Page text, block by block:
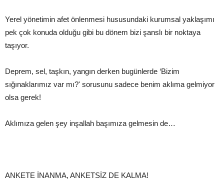
Yerel yönetimin afet önlenmesi hususundaki kurumsal yaklaşımı
pek çok konuda olduğu gibi bu dönem bizi şanslı bir noktaya
taşıyor.
Deprem, sel, taşkın, yangın derken bugünlerde ‘Bizim
sığınaklarımız var mı?' sorusunu sadece benim aklıma gelmiyor
olsa gerek!
Aklımıza gelen şey inşallah başımıza gelmesin de…
ANKETE İNANMA, ANKETSİZ DE KALMA!